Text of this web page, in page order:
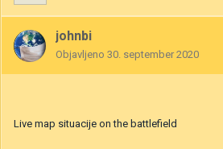
johnbi
Objavljeno 30. september 2020
Live map situacije on the battlefield